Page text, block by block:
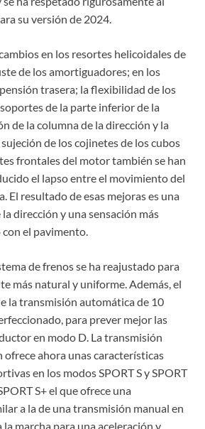
su versión de 2024.
en los resortes helicoidales de
de los amortiguadores; en los
trasera; la flexibilidad de los
de la parte inferior de la
de la columna de la dirección y la
de los cojinetes de los cubos
frontales del motor también se han
el lapso entre el movimiento del
El resultado de esas mejoras es una
dirección y una sensación más
el pavimento.
de frenos se ha reajustado para
más natural y uniforme. Además, el
la transmisión automática de 10
para prever mejor las
en modo D. La transmisión
ahora unas características
en los modos SPORT S y SPORT
S+ el que ofrece una
a la de una transmisión manual en
la marcha para una aceleración y